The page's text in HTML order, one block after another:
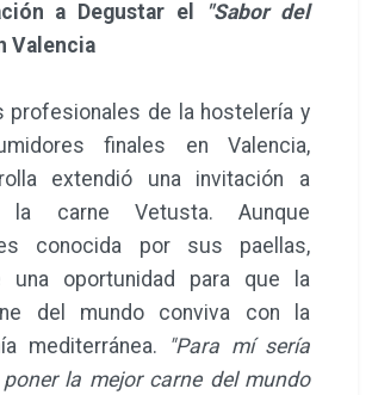
a Degustar el
"Sabor del
Valencia
de la hostelería y
finales en Valencia,
extendió una invitación a
la carne Vetusta. Aunque
conocida por sus paellas,
una oportunidad para que la
del mundo conviva con la
mediterránea.
"Para mí sería
la mejor carne del mundo